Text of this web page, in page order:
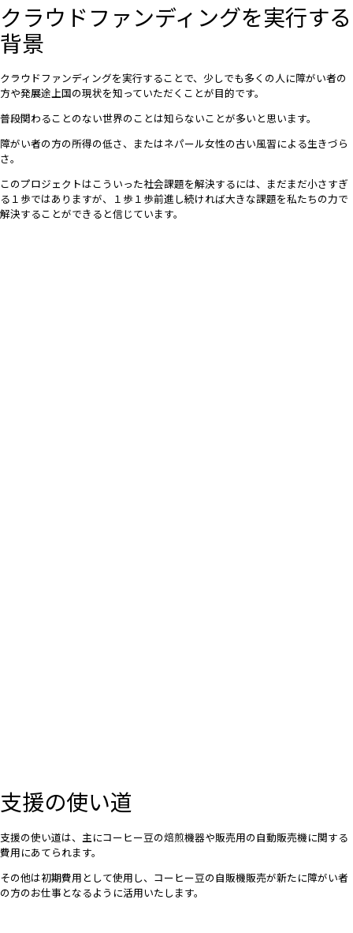
クラウドファンディングを実行する
背景
クラウドファンディングを実行することで、少しでも多くの人に障がい者の
方や発展途上国の現状を知っていただくことが目的です。
普段関わることのない世界のことは知らないことが多いと思います。
障がい者の方の所得の低さ、またはネパール女性の古い風習による生きづら
さ。
このプロジェクトはこういった社会課題を解決するには、まだまだ小さすぎ
る１歩ではありますが、１歩１歩前進し続ければ大きな課題を私たちの力で
解決することができると信じています。
支援の使い道
支援の使い道は、主にコーヒー豆の焙煎機器や販売用の自動販売機に関する
費用にあてられます。
その他は初期費用として使用し、コーヒー豆の自販機販売が新たに障がい者
の方のお仕事となるように活用いたします。